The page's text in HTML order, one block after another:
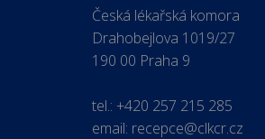
Česká lékařská komora
Drahobejlova 1019/27
190 00 Praha 9
tel.: +420 257 215 285
email: recepce@clkcr.cz